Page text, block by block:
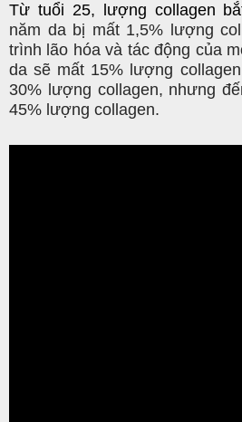
Từ tuổi 25, lượng collagen
năm da bị mất 1,5% lượng
trình lão hóa và tác động của
da sẽ mất 15% lượng
30% lượng collagen, nhưng
45% lượng collagen.